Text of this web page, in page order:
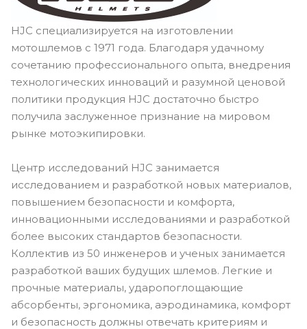
HJC специализируется на изготовлении
мотошлемов с 1971 года. Благодаря удачному
сочетанию профессионального опыта, внедрения
технологических инноваций и разумной ценовой
политики продукция HJC достаточно быстро
получила заслуженное признание на мировом
рынке мотоэкипировки.
Центр исследований HJC занимается
исследованием и разработкой новых материалов,
повышением безопасности и комфорта,
инновационными исследованиями и разработкой
более высоких стандартов безопасности.
Коллектив из 50 инженеров и ученых занимается
разработкой ваших будущих шлемов. Легкие и
прочные материалы, ударопоглощающие
абсорбенты, эргономика, аэродинамика, комфорт
и безопасность должны отвечать критериям и